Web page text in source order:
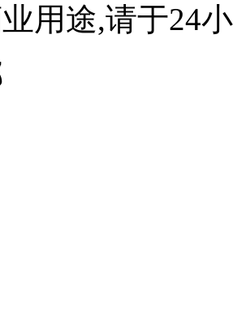
用途,请于24